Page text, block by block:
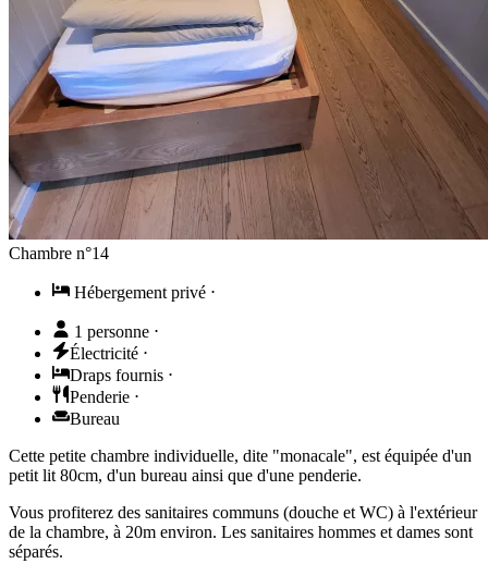
Chambre n°14
Hébergement privé ⋅
1 personne ⋅
Électricité ⋅
Draps fournis ⋅
Penderie ⋅
Bureau
Cette petite chambre individuelle, dite "monacale", est équipée d'un
petit lit 80cm, d'un bureau ainsi que d'une penderie.
Vous profiterez des sanitaires communs (douche et WC) à l'extérieur
de la chambre, à 20m environ. Les sanitaires hommes et dames sont
séparés.